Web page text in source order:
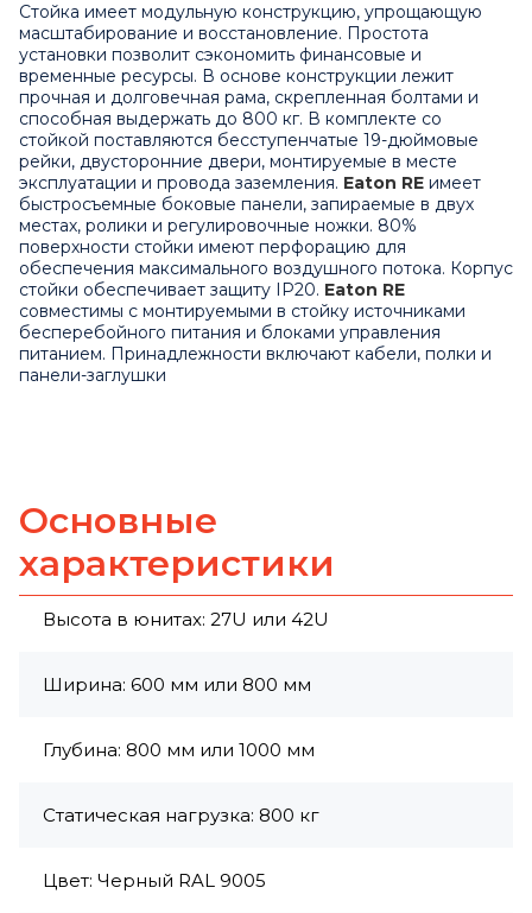
Стойка имеет модульную конструкцию, упрощающую
масштабирование и восстановление. Простота
установки позволит сэкономить финансовые и
временные ресурсы. В основе конструкции лежит
прочная и долговечная рама, скрепленная болтами и
способная выдержать до 800 кг. В комплекте со
стойкой поставляются бесступенчатые 19-дюймовые
рейки, двусторонние двери, монтируемые в месте
эксплуатации и провода заземления. Eaton RE имеет
быстросъемные боковые панели, запираемые в двух
местах, ролики и регулировочные ножки. 80%
поверхности стойки имеют перфорацию для
обеспечения максимального воздушного потока. Корпус
стойки обеспечивает защиту IP20. Eaton RE
совместимы с монтируемыми в стойку источниками
бесперебойного питания и блоками управления
питанием. Принадлежности включают кабели, полки и
панели-заглушки
Основные
характеристики
Высота в юнитах: 27U или 42U
Ширина: 600 мм или 800 мм
Глубина: 800 мм или 1000 мм
Статическая нагрузка: 800 кг
Цвет: Черный RAL 9005